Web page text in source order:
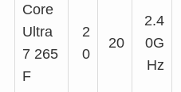
Core
Ultra
7 265
F
2
0
20
2.4
0G
Hz